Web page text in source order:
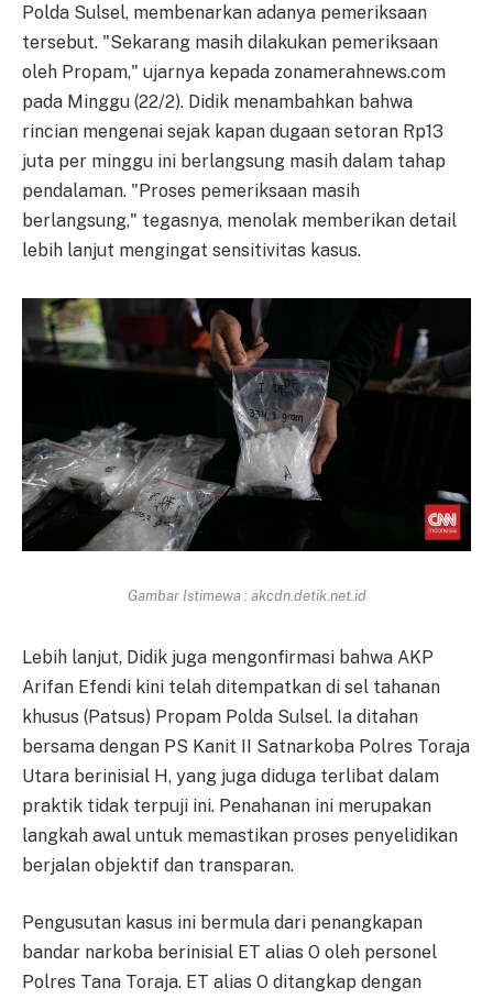
Polda Sulsel, membenarkan adanya pemeriksaan
tersebut. "Sekarang masih dilakukan pemeriksaan
oleh Propam," ujarnya kepada zonamerahnews.com
pada Minggu (22/2). Didik menambahkan bahwa
rincian mengenai sejak kapan dugaan setoran Rp13
juta per minggu ini berlangsung masih dalam tahap
pendalaman. "Proses pemeriksaan masih
berlangsung," tegasnya, menolak memberikan detail
lebih lanjut mengingat sensitivitas kasus.
Gambar Istimewa : akcdn.detik.net.id
Lebih lanjut, Didik juga mengonfirmasi bahwa AKP
Arifan Efendi kini telah ditempatkan di sel tahanan
khusus (Patsus) Propam Polda Sulsel. Ia ditahan
bersama dengan PS Kanit II Satnarkoba Polres Toraja
Utara berinisial H, yang juga diduga terlibat dalam
praktik tidak terpuji ini. Penahanan ini merupakan
langkah awal untuk memastikan proses penyelidikan
berjalan objektif dan transparan.
Pengusutan kasus ini bermula dari penangkapan
bandar narkoba berinisial ET alias O oleh personel
Polres Tana Toraja. ET alias O ditangkap dengan